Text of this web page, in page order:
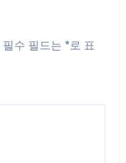
필수 필드는 *로 표